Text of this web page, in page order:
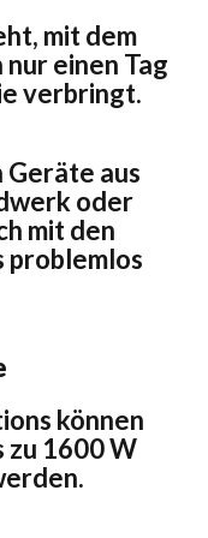
mit dem
einen Tag
verbringt.
Geräte aus
oder
mit den
problemlos
können
zu 1600 W